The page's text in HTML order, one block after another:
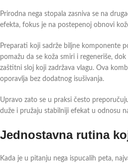
Prirodna nega stopala zasniva se na
efekta, fokus je na postepenoj obnovi
Preparati koji sadrže biljne komponente
pomažu da se koža smiri i regeneriše,
zaštitni sloj koji zadržava vlagu. Ova
oporavlja bez dodatnog isušivanja.
Upravo zato se u praksi često
duže i pružaju stabilniji efekat u odnosu
Jednostavna rutina
Kada je u pitanju nega ispucalih peta,